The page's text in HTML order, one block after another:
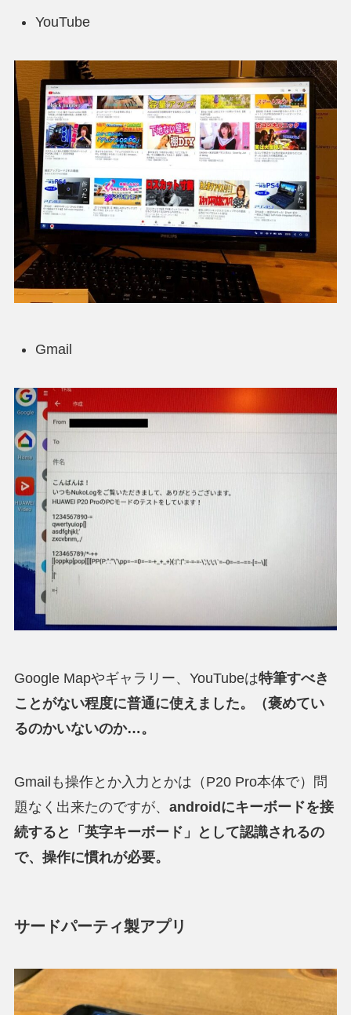
YouTube
Gmail
Google Mapやギャラリー、YouTubeは特筆すべき
ことがない程度に普通に使えました。（褒めてい
るのかいないのか…。
Gmailも操作とか入力とかは（P20 Pro本体で）問
題なく出来たのですが、 androidにキーボードを接
続すると「英字キーボード」として認識されるの
で、操作に慣れが必要。
サードパーティ製アプリ